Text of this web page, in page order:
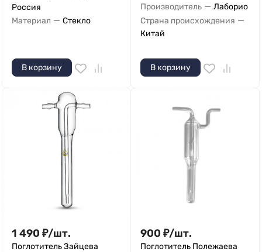
Россия
Материал — Стекло
В корзину
Производитель — Лаборио
Страна происхождения —
Китай
В корзину
1 490 ₽/шт.
Поглотитель Зайцева
900 ₽/шт.
Поглотитель Полежаева